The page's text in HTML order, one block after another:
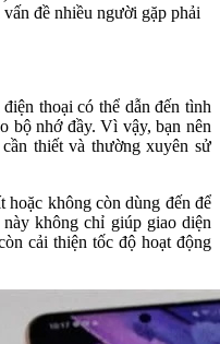
đề nhiều người gặp phải
thoại có thể dẫn đến tình
bộ nhớ đầy. Vì vậy, bạn nên
thiết và thường xuyên sử
không còn dùng đến để
không chỉ giúp giao diện
cải thiện tốc độ hoạt động